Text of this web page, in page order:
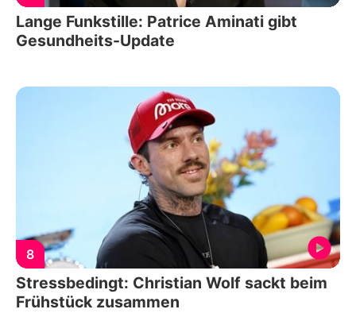
Lange Funkstille: Patrice Aminati gibt
Gesundheits-Update
8
Stressbedingt: Christian Wolf sackt beim
Frühstück zusammen